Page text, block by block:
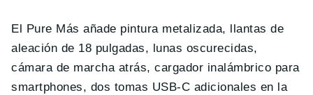
El Pure Más añade pintura metalizada, llantas de
aleación de 18 pulgadas, lunas oscurecidas,
cámara de marcha atrás, cargador inalámbrico para
smartphones, dos tomas USB-C adicionales en la